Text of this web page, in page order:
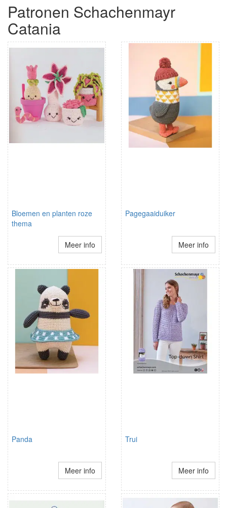
Patronen Schachenmayr
Catania
Bloemen en planten roze
thema
Meer info
Pagegaaiduiker
Meer info
Panda
Meer info
Trui
Meer info